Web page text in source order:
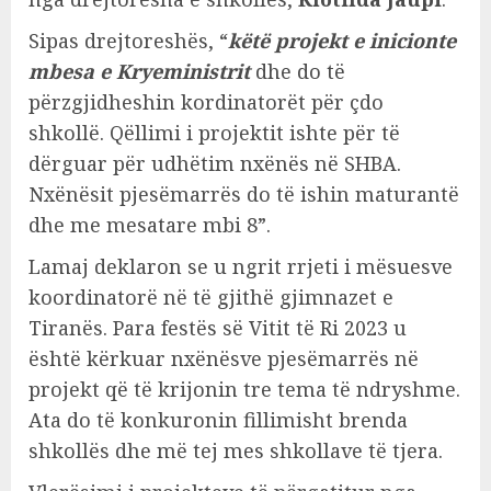
Sipas drejtoreshës, “këtë projekt e inicionte
mbesa e Kryeministritdhe do të
përzgjidheshin kordinatorët për çdo
shkollë. Qëllimi i projektit ishte për të
dërguar për udhëtim nxënës në SHBA.
Nxënësit pjesëmarrës do të ishin maturantë
dhe me mesatare mbi 8”.
Lamaj deklaron se u ngrit rrjeti i mësuesve
koordinatorë në të gjithë gjimnazet e
Tiranës. Para festës së Vitit të Ri 2023 u
është kërkuar nxënësve pjesëmarrës në
projekt që të krijonin tre tema të ndryshme.
Ata do të konkuronin fillimisht brenda
shkollës dhe më tej mes shkollave të tjera.